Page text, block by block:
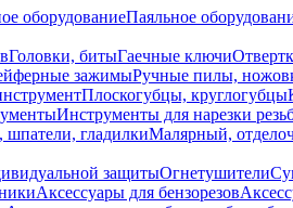
оборудованиеПаяльное
Головки, битыГаечные ключи
зажимыРучные пилы,
Плоскогубцы, круглогубцы
Инструменты для нарезки
гладилкиМалярный,
защитыОгнетушители
Аксессуары для бензорезов